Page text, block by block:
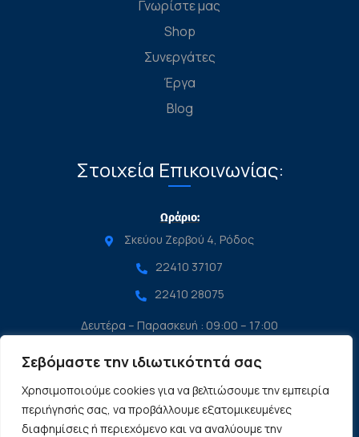
Σεβόμαστε την ιδιωτικότητά σας
Χρησιμοποιούμε cookies για να βελτιώσουμε την εμπειρία
περιήγησής σας, να προβάλλουμε εξατομικευμένες
διαφημίσεις ή περιεχόμενο και να αναλύουμε την
Γνωρίστε μας
Shop
Συνεργάτες
Έργα
Blog
Στοιχεία Επικοινωνίας:
Ωράριο:
Σκεύου Ζερβού 4, Ρόδος
22410 37107
22410 28075
Δευτέρα – Παρασκευή : 09:00 – 17:00
Κυριακή : Κλειστά
© 2024-2026 copyexperts.gr All rights reserved.